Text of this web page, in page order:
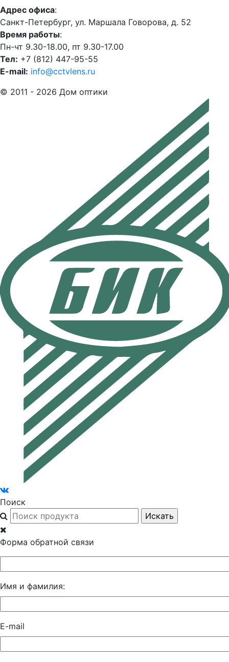
Адрес офиса:
Санкт-Петербург, ул. Маршала Говорова, д. 52
Время работы:
Пн-чт 9.30-18.00, пт 9.30-17.00
Тел: +7 (812) 447-95-55
E-mail: info@cctvlens.ru
© 2011 - 2026 Дом оптики
Поиск
Форма обратной связи
Имя и фамилия:
E-mail